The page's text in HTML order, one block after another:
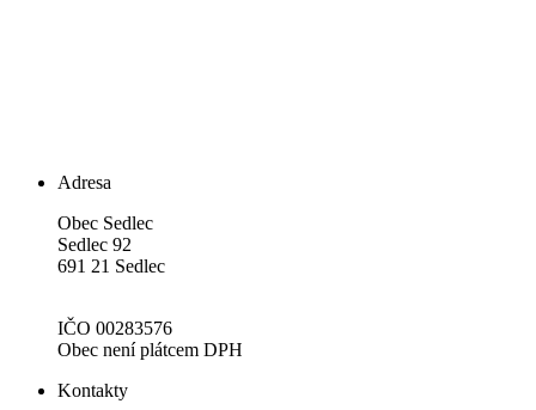
Adresa
Obec Sedlec
Sedlec 92
691 21 Sedlec
IČO 00283576
Obec není plátcem DPH
Kontakty